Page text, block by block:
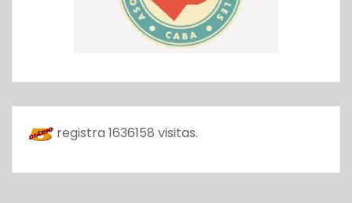
registra 1636158 visitas.